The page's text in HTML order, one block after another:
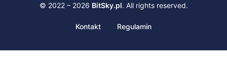
© 2022 – 2026 BitSky.pl. All rights reserved.
Kontakt Regulamin